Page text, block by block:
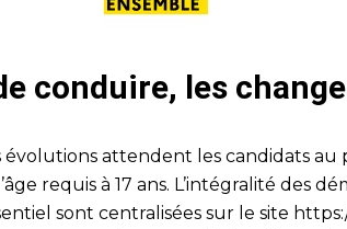
conduire, les
évolutions attendent les candidats au
requis à 17 ans. L’intégralité des
sont centralisées sur le site